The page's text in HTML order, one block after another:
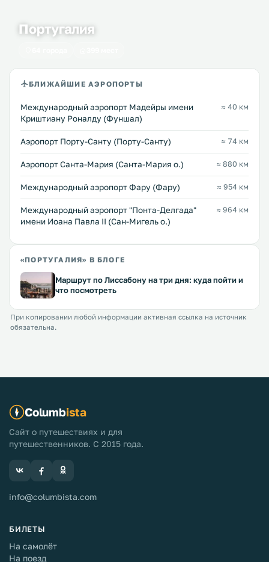
Португалия
БЛИЖАЙШИЕ АЭРОПОРТЫ
Международный аэропорт Мадейры имени
Криштиану Роналду (Фуншал)
≈ 40 км
Аэропорт Порту-Санту (Порту-Санту) ≈ 74 км
Аэропорт Санта-Мария (Санта-Мария о.) ≈ 880 км
Международный аэропорт Фару (Фару) ≈ 954 км
Международный аэропорт "Понта-Делгада"
имени Иоана Павла II (Сан-Мигель о.)
≈ 964 км
«ПОРТУГАЛИЯ» В БЛОГЕ
Маршрут по Лиссабону на три дня: куда пойти и
что посмотреть
При копировании любой информации активная ссылка на источник
обязательна.
Columbista
Сайт о путешествиях и для
путешественников. С 2015 года.
info@columbista.com
БИЛЕТЫ
На самолёт
На поезд